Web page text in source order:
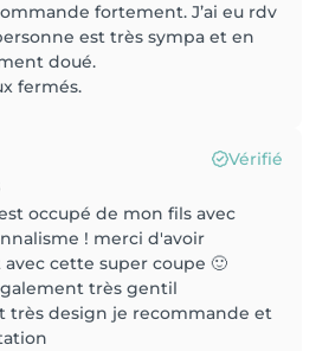
fortement. J’ai eu rdv
est très sympa et en
doué.
fermés.
Vérifié
occupé de mon fils avec
! merci d'avoir
cette super coupe 🙂
très gentil
très design je recommande et